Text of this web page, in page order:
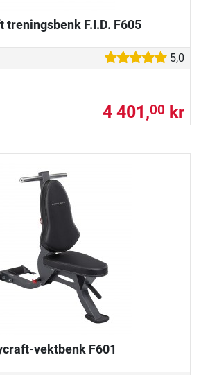
treningsbenk F.I.D. F605
5,0
4 401,00 kr
vektbenk F601